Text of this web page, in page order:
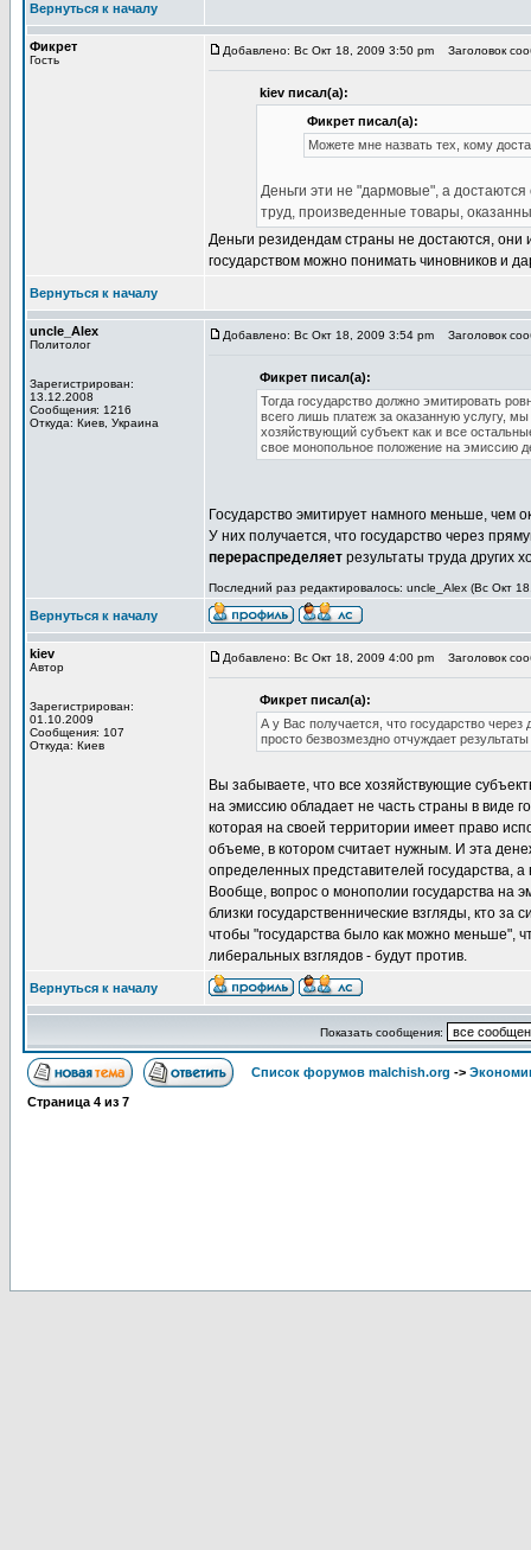
Вернуться к началу
Фикрет
Гость
Добавлено: Вс Окт 18, 2009 3:50 pm Заголовок
kiev писал(а):
Фикрет писал(а):
Можете мне назвать тех, кому
Деньги эти не "дармовые", а
труд, произведенные товары,
Деньги резидендам страны не достаются,
государством можно понимать чиновников и
Вернуться к началу
uncle_Alex
Политолог
Зарегистрирован:
13.12.2008
Сообщения: 1216
Откуда: Киев, Украина
Добавлено: Вс Окт 18, 2009 3:54 pm Заголовок
Фикрет писал(а):
Тогда государство должно эмитировать
всего лишь платеж за оказанную услугу,
хозяйствующий субъект как и все
свое монопольное положение на эмиссию
Государство эмитирует намного меньше, чем
У них получается, что государство через
перераспределяет результаты труда других
Последний раз редактировалось: uncle_Alex (Вс Окт
Вернуться к началу
kiev
Автор
Зарегистрирован:
01.10.2009
Сообщения: 107
Откуда: Киев
Добавлено: Вс Окт 18, 2009 4:00 pm Заголовок
Фикрет писал(а):
А у Вас получается, что государство
просто безвозмездно отчуждает
Вы забываете, что все хозяйствующие
на эмиссию обладает не часть страны в виде
которая на своей территории имеет право
объеме, в котором считает нужным. И эта
определенных представителей государства,
Вообще, вопрос о монополии государства на
близки государственнические взгляды, кто
чтобы "государства было как можно меньше",
либеральных взглядов - будут против.
Вернуться к началу
Показать сообщения:
Список форумов malchish.org ->
Страница 4 из 7